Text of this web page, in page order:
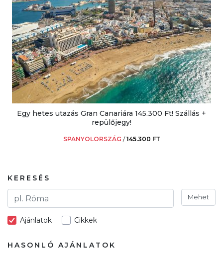
Egy hetes utazás Gran Canariára 145.300 Ft! Szállás +
repülőjegy!
SPANYOLORSZÁG /145.300 FT
KERESÉS
Mehet
Ajánlatok Cikkek
HASONLÓ AJÁNLATOK